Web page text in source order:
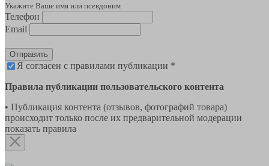
Укажите Ваше имя или псевдоним
Телефон
Email
Отправить
Я согласен с правилами публикации *
Правила публикации пользовательского контента
• Публикация контента (отзывов, фотографий товара)
происходит только после их предварительной модерации
показать правила